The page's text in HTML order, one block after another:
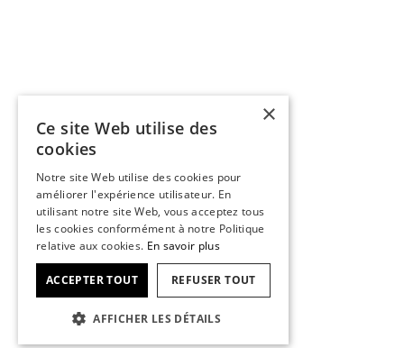
×
Ce site Web utilise des
cookies
Notre site Web utilise des cookies pour
améliorer l'expérience utilisateur. En
utilisant notre site Web, vous acceptez tous
les cookies conformément à notre Politique
relative aux cookies. En savoir plus
ACCEPTER TOUT REFUSER TOUT
AFFICHER LES DÉTAILS